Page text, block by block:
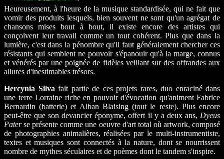
Heureusement, à l'heure de la musique standardisée, qui ne fait que
vomir des produits lesquels, bien souvent ne sont qu'un agrégat de
chansons mises bout à bout, il existe encore des artistes qui
conçoivent leur travail comme un tout cohérent. Plus que dans la
lumière, c'est dans la pénombre qu'il faut généralement chercher ces
résistants qui semblent ne pouvoir s'épanouir qu'à la marge, connus
et vénérés par une poignée de fidèles veillant sur des offrandes aux
allures d'inestimables trésors.
Hercynia Silva fait partie de ces projets rares, duo enraciné dans
une terre Lorraine riche en pouvoir d'évocation qu'animent Fabrice
Bernardin (batterie) et Alban Blaising (tout le reste). Plus encore
peut-être que son devancier éponyme, offert il y a deux ans, Dyeus
Paterse présente comme une oeuvre d'art total où artwork, composé
de photographies animalières, réalisées par le multi-instrumentiste,
textes et musiques sont connectés à la nature, dont se nourrissent
nombre de mythes séculaires et de poèmes dont le tandem s'inspire.